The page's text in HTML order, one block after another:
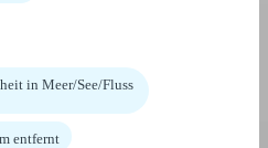
in Meer/See/Fluss
entfernt